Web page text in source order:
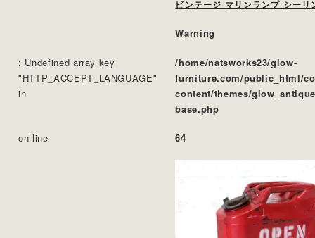
ビンテージ マリンランプ シーリ
Warning
: Undefined array key
"HTTP_ACCEPT_LANGUAGE"
in
/home/natsworks23/glow-
furniture.com/public_html/
content/themes/
base.php
on line 64